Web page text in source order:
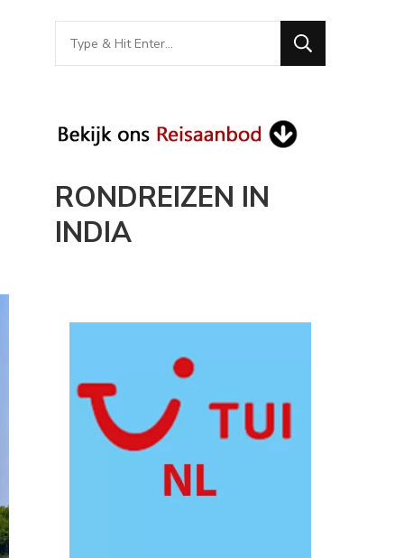
Looking
for
RONDREIZEN IN
INDIA